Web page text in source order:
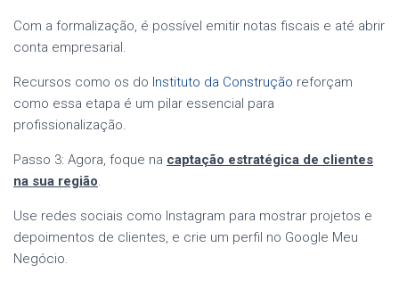
Com a formalização, é possível emitir notas fiscais e até abrir
conta empresarial.
Recursos como os do Instituto da Construção reforçam
como essa etapa é um pilar essencial para
profissionalização.
Passo 3: Agora, foque na captação estratégica de clientes
na sua região.
Use redes sociais como Instagram para mostrar projetos e
depoimentos de clientes, e crie um perfil no Google Meu
Negócio.